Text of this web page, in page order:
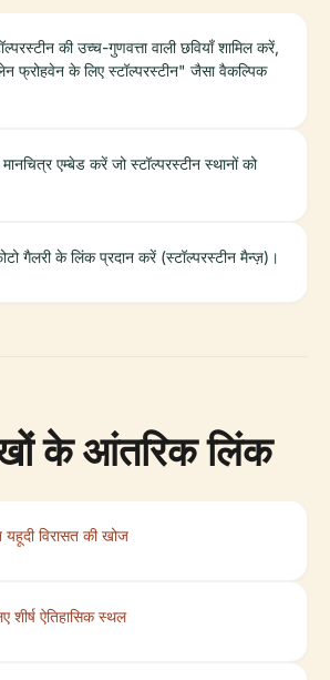
की उच्च-गुणवत्ता वाली छवियाँ शामिल करें,
फ्रोहवेन के लिए स्टॉल्परस्टीन" जैसा वैकल्पिक
एम्बेड करें जो स्टॉल्परस्टीन स्थानों को
गैलरी के लिंक प्रदान करें (स्टॉल्परस्टीन मैन्ज़)।
के आंतरिक लिंक
यहूदी विरासत की खोज
शीर्ष ऐतिहासिक स्थल